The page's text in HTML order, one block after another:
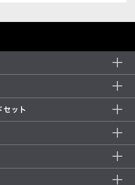
セット